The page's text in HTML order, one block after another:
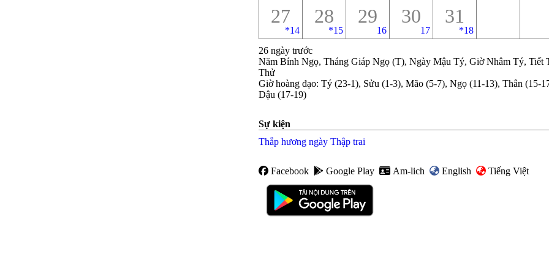
27
*14
28
*15
29
16
30
17
31
*18
26 ngày trước
Năm Bính Ngọ, Tháng Giáp Ngọ (T), Ngày Mậu Tý, Giờ Nhâm Tý, Tiết
Thử
Giờ hoàng đạo: Tý (23-1), Sửu (1-3), Mão (5-7), Ngọ (11-13), Thân (15-
Dậu (17-19)
Sự kiện
Thắp hương ngày Thập trai
Facebook Google Play Am-lich English Tiếng Việt